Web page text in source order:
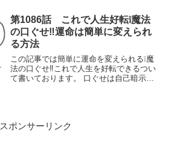
きればそれで良いのです。
第1086話 これで人生好転❕魔法
の口ぐせ‼運命は簡単に変えられ
る方法
この記事では簡単に運命を変えられる❕魔
法の口ぐせ‼これで人生を好転できるつい
て書いております。 口ぐせは自己暗示で
スポンサーリンク